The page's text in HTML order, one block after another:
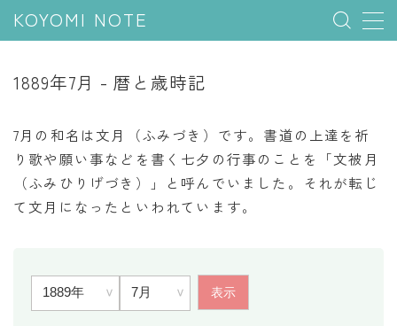
KOYOMI NOTE
五節句
年中行事
祝日
七十二候
1889年7月 - 暦と歳時記
7月の和名は文月（ふみづき）です。書道の上達を祈
り歌や願い事などを書く七夕の行事のことを「文被月
（ふみひりげづき）」と呼んでいました。それが転じ
て文月になったといわれています。